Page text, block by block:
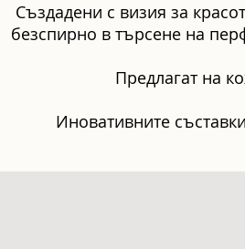
Създадени с визия за
безспирно в търсене на
Предлагат на
Иновативните